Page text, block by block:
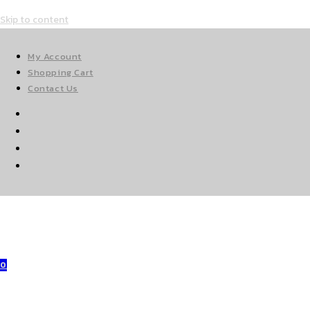
Skip to content
My Account
Shopping Cart
Contact Us
0